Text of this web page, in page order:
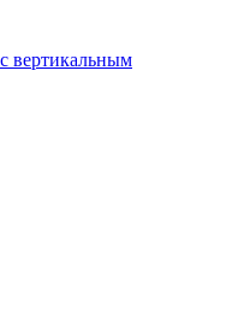
вертикальным